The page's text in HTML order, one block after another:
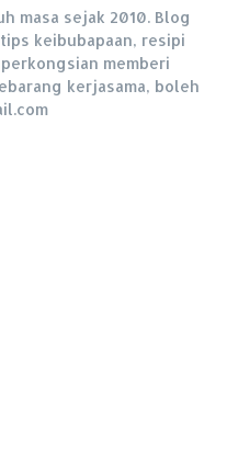
masa sejak 2010. Blog
keibubapaan, resipi
memberi
kerjasama, boleh